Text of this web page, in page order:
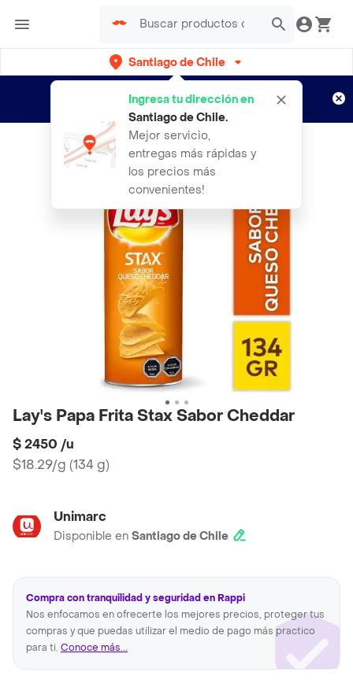
Santiago de Chile
Ingresa tu dirección en
Santiago de Chile.
Mejor servicio,
entregas más rápidas y
los precios más
convenientes!
envíos gratis por semanas
Aplican TyC
Lay's Papa Frita Stax Sabor Cheddar
$ 2450 /u
$18.29/g (134 g)
Unimarc
Disponible en Santiago de Chile
Compra con tranquilidad y seguridad en Rappi
Nos enfocamos en ofrecerte los mejores precios, proteger tus
compras y que puedas utilizar el medio de pago más practico
para ti. Conoce más...